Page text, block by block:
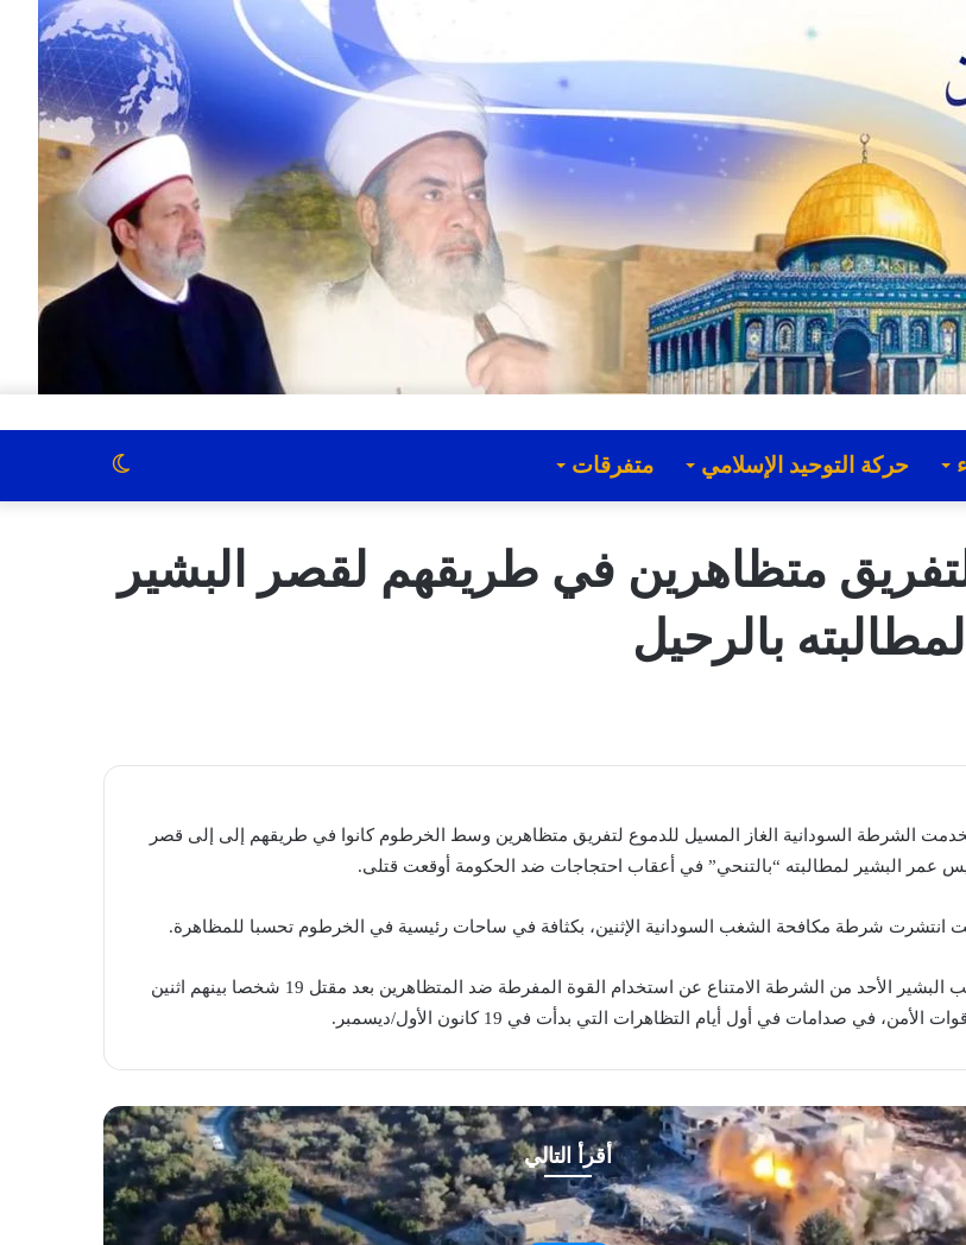
حركة التوحيد الإسلامي متفرقات الوضع
متظاهرين في طريقهم لقصر البشير
لمطالبته بالرحيل
الشرطة السودانية الغاز المسيل للدموع لتفريق متظاهرين وسط الخرطوم كانوا في طريقهم إلى إلى قصر
عمر البشير لمطالبته “بالتنحي” في أعقاب احتجاجات ضد الحكومة أوقعت قتلى.
انتشرت شرطة مكافحة الشغب السودانية الإثنين، بكثافة في ساحات رئيسية في الخرطوم تحسبا للمظاهرة.
وطلب البشير الأحد من الشرطة الامتناع عن استخدام القوة المفرطة ضد المتظاهرين بعد مقتل 19 شخصا بينهم اثنين
الأمن، في صدامات في أول أيام التظاهرات التي بدأت في 19 كانون الأول/ديسمبر.
أقرأ التالي